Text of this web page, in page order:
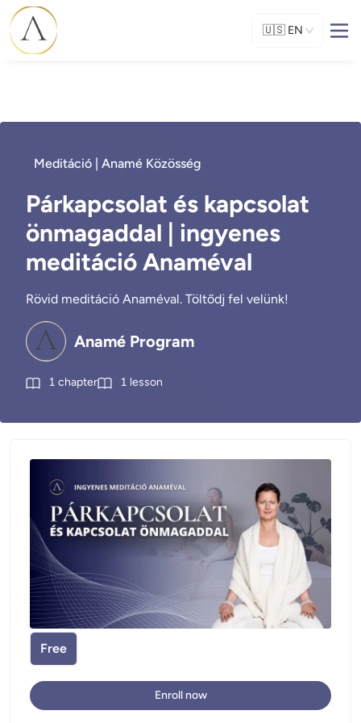
🇺🇸 EN
Meditáció | Anamé Közösség
Párkapcsolat és kapcsolat
önmagaddal | ingyenes
meditáció Anaméval
Rövid meditáció Anaméval. Töltődj fel velünk!
Anamé Program
1 chapter 1 lesson
Free
Enroll now